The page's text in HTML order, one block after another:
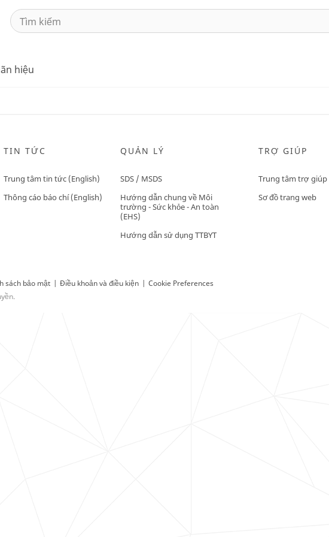
hiệu
TIN TỨC
Trung tâm tin tức (English)
Thông cáo báo chí (English)
QUẢN LÝ
SDS / MSDS
Hướng dẫn chung về Môi
trường - Sức khỏe - An toàn
(EHS)
Hướng dẫn sử dụng TTBYT
TRỢ GIÚP
Trung tâm trợ giúp
Sơ đồ trang web
sách bảo mật | Điều khoản và điều kiện | Cookie Preferences